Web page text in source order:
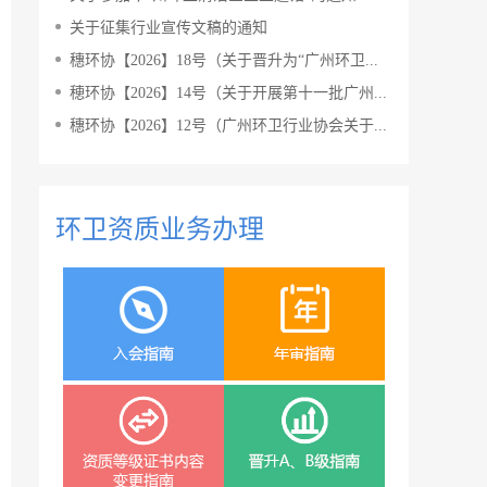
关于征集行业宣传文稿的通知
穗环协【2026】18号（关于晋升为“广州环卫...
穂环协【2026】14号（关于开展第十一批广州...
穗环协【2026】12号（广州环卫行业协会关于...
环卫资质业务办理